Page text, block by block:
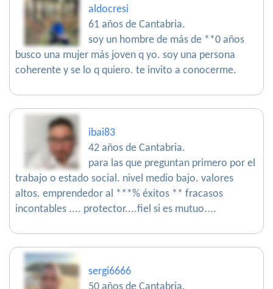
aldocresi
61 años de Cantabria.
soy un hombre de más de **0 años
busco una mujer más joven q yo. soy una persona
coherente y se lo q quiero. te invito a conocerme.
ibai83
42 años de Cantabria.
para las que preguntan primero por el
trabajo o estado social. nivel medio bajo. valores
altos. emprendedor al ***% éxitos ** fracasos
incontables .... protector....fiel si es mutuo....
sergi6666